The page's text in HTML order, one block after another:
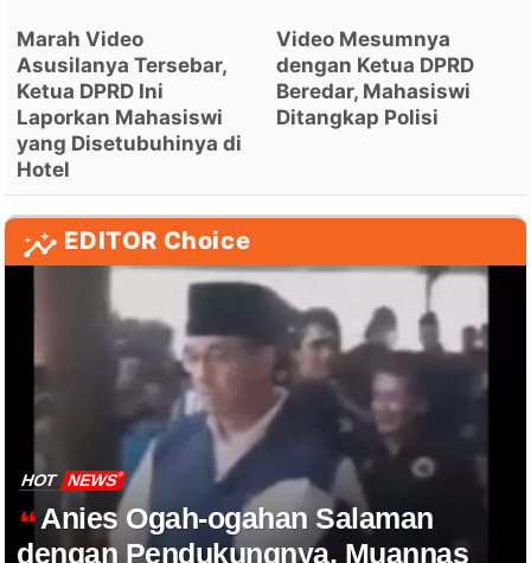
Marah Video
Asusilanya Tersebar,
Ketua DPRD Ini
Laporkan Mahasiswi
yang Disetubuhinya di
Hotel
Video Mesumnya
dengan Ketua DPRD
Beredar, Mahasiswi
Ditangkap Polisi
EDITOR Choice
HOT NEWS
Anies Ogah-ogahan Salaman
dengan Pendukungnya, Muannas